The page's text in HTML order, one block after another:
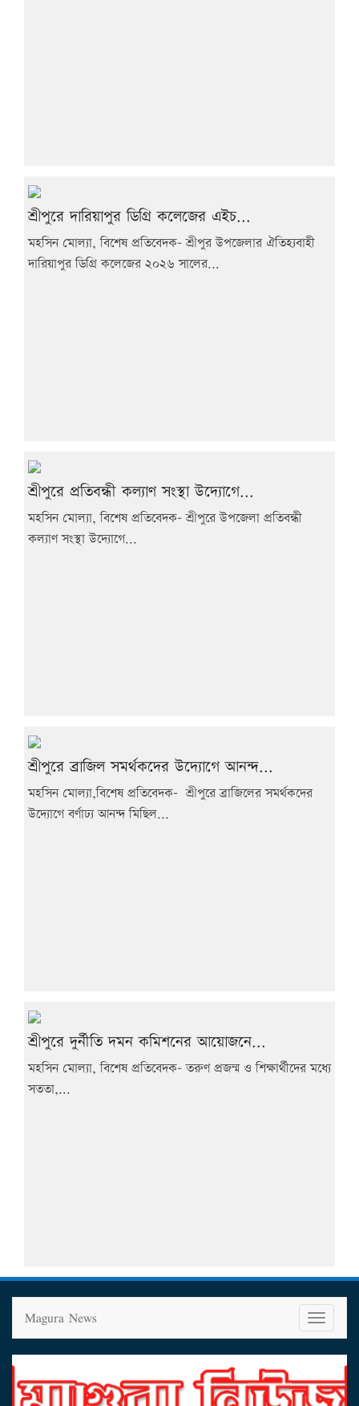
শ্রীপুরে দারিয়াপুর ডিগ্রি কলেজের এইচ...
মহসিন মোল্যা, বিশেষ প্রতিবেদক- শ্রীপুর উপজেলার ঐতিহ্যবাহী
দারিয়াপুর ডিগ্রি কলেজের ২০২৬ সালের...
শ্রীপুরে প্রতিবন্ধী কল্যাণ সংস্থা উদ্যোগে...
মহসিন মোল্যা, বিশেষ প্রতিবেদক- শ্রীপুরে উপজেলা প্রতিবন্ধী
কল্যাণ সংস্থা উদ্যোগে...
শ্রীপুরে ব্রাজিল সমর্থকদের উদ্যোগে আনন্দ...
মহসিন মোল্যা,বিশেষ প্রতিবেদক- শ্রীপুরে ব্রাজিলের সমর্থকদের
উদ্যোগে বর্ণাঢ্য আনন্দ মিছিল...
শ্রীপুরে দুর্নীতি দমন কমিশনের আয়োজনে...
মহসিন মোল্যা, বিশেষ প্রতিবেদক- তরুণ প্রজন্ম ও শিক্ষার্থীদের মধ্যে
সততা,...
T
o
g
g
l
n
g
a
t
i
Magura News